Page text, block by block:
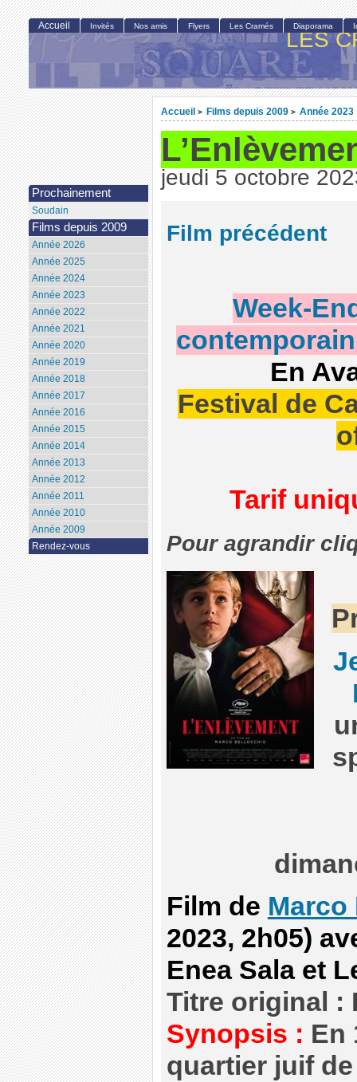
LES
Accueil > Films depuis 2009 > Année 2023
jeudi 5 octobre
Film précédent
Week-
En
Festival de
Tarif
Pour agrandir
Film de
2023, 2h05)
Enea Sala et
Titre original :
Synopsis : En
quartier juif
Accueil Invités Nos amis Flyers Les Cramés Diaporama
Prochainement
Soudain
Films depuis 2009
Année 2026
Année 2025
Année 2024
Année 2023
Année 2022
Année 2021
Année 2020
Année 2019
Année 2018
Année 2017
Année 2016
Année 2015
Année 2014
Année 2013
Année 2012
Année 2011
Année 2010
Année 2009
Rendez-vous